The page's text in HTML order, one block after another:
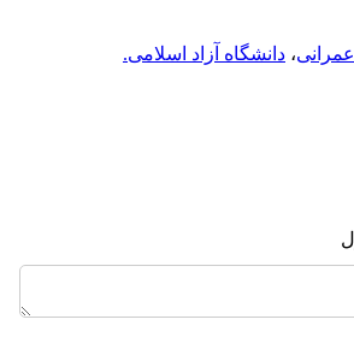
، دانشگاه آزاد اسلامی.